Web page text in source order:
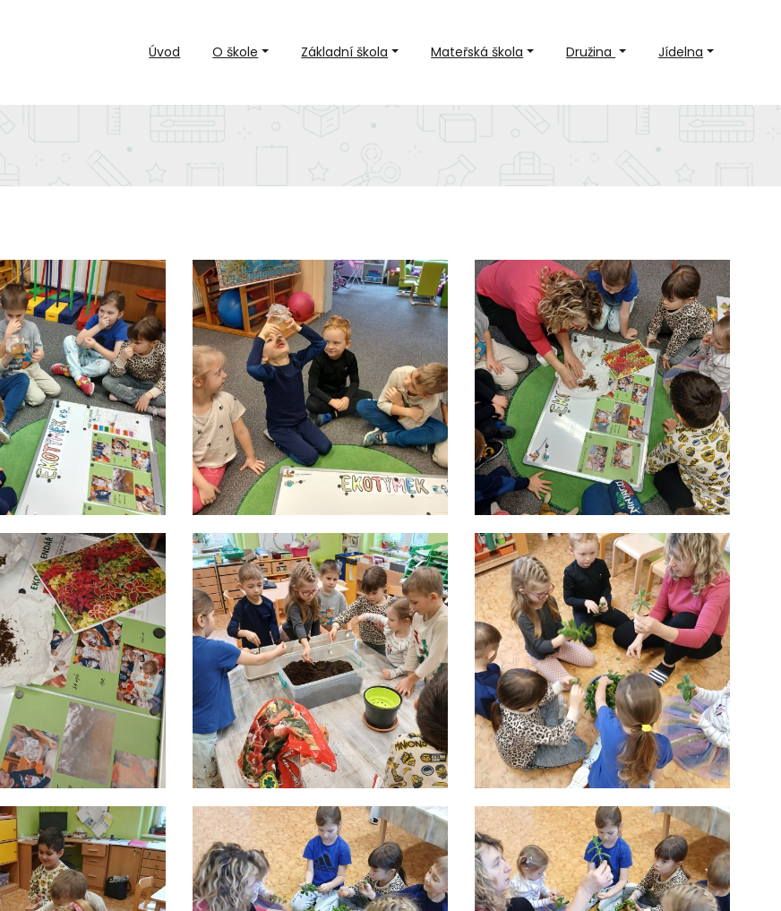
Úvod O škole Základní škola Mateřská škola Družina Jídelna